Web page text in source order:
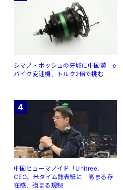
シマノ・ボッシュの牙城に中国勢 e
バイク変速機、トルク2倍で挑む
4
中国ヒューマノイド「Unitree」
CEO、米タイム誌表紙に 高まる存
在感、強まる規制